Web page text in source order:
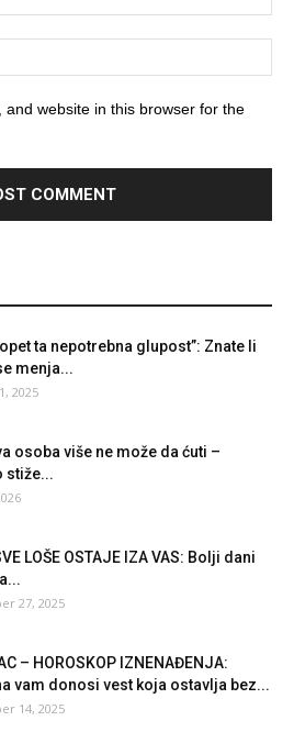
and website in this browser for the
opet ta nepotrebna glupost”: Znate li
menja...
2025
osoba više ne može da ćuti –
stiže...
LOŠE OSTAJE IZA VAS: Bolji dani
27, 2025
– HOROSKOP IZNENAĐENJA:
vam donosi vest koja ostavlja bez...
14, 2025